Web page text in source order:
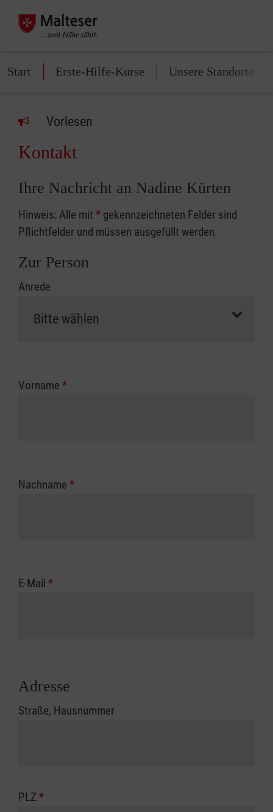
Start Erste-Hilfe-Kurse Unsere Standorte
Vorlesen
Kontakt
Ihre Nachricht an Nadine Kürten
Hinweis: Alle mit * gekennzeichneten Felder sind
Pflichtfelder und müssen ausgefüllt werden.
Zur Person
Anrede
Vorname *
Nachname *
E-Mail *
Adresse
Straße, Hausnummer
PLZ *